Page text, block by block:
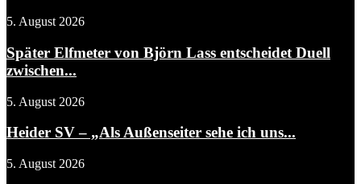
5. August 2026
Später Elfmeter von Björn Lass entscheidet Duell
zwischen...
5. August 2026
Heider SV – „Als Außenseiter sehe ich uns...
5. August 2026